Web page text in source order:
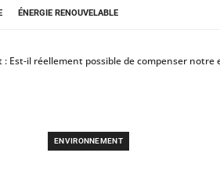
ÉNERGIE RENOUVELABLE
Est-il réellement possible de compenser notre
ENVIRONNEMENT